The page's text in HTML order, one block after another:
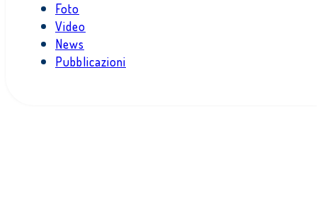
Foto
Video
News
Pubblicazioni